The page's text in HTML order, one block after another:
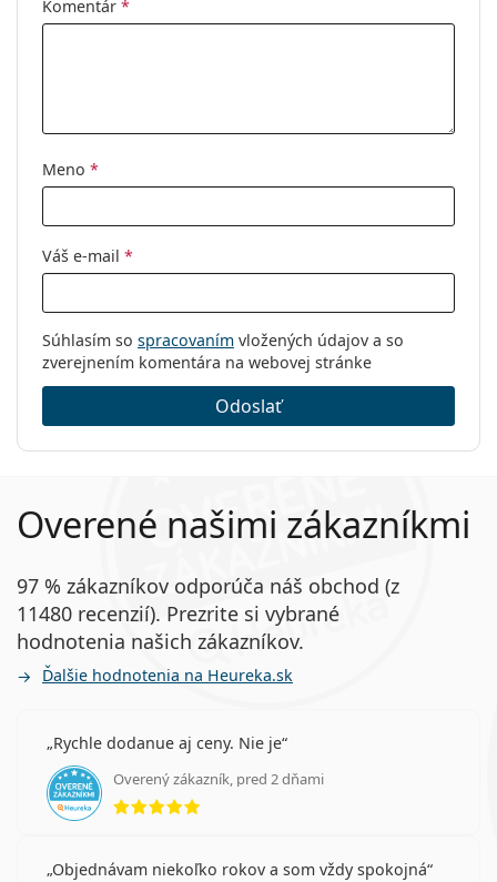
Komentár *
Meno *
Váš e-mail *
Súhlasím so spracovaním vložených údajov a so
zverejnením komentára na webovej stránke
Odoslať
Overené našimi zákazníkmi
97 % zákazníkov odporúča náš obchod (z
11480 recenzií). Prezrite si vybrané
hodnotenia našich zákazníkov.
Ďalšie hodnotenia na Heureka.sk
Rychle dodanue aj ceny. Nie je
Overený zákazník, pred 2 dňami
hodnotenie 5 z 5
Objednávam niekoľko rokov a som vždy spokojná